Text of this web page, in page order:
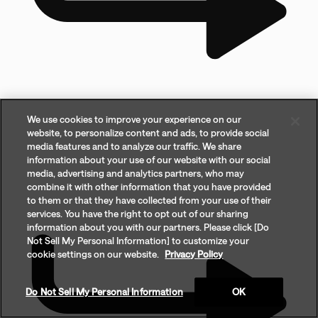
We use cookies to improve your experience on our
website, to personalize content and ads, to provide social
media features and to analyze our traffic. We share
information about your use of our website with our social
media, advertising and analytics partners, who may
combine it with other information that you have provided
to them or that they have collected from your use of their
services. You have the right to opt out of our sharing
information about you with our partners. Please click [Do
Not Sell My Personal Information] to customize your
cookie settings on our website.
Privacy Policy
Do Not Sell My Personal Information OK